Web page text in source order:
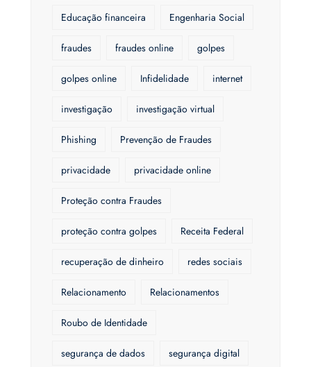
Educação financeira Engenharia Social
fraudes fraudes online golpes
golpes online Infidelidade internet
investigação investigação virtual
Phishing Prevenção de Fraudes
privacidade privacidade online
Proteção contra Fraudes
proteção contra golpes Receita Federal
recuperação de dinheiro redes sociais
Relacionamento Relacionamentos
Roubo de Identidade
segurança de dados segurança digital